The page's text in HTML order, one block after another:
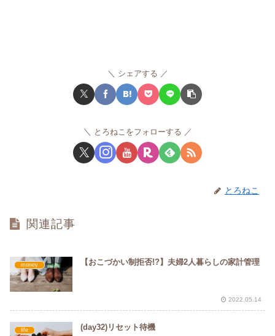
シェアする
とろねこをフォローする
とろねこ
関連記事
money 【おこづかい制拒否!?】夫婦2人暮らしの家計管理
2022.05.14
life (day32)リセット待機